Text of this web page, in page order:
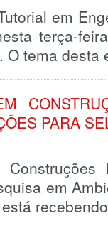
em
terça-
O tema
PARA
em